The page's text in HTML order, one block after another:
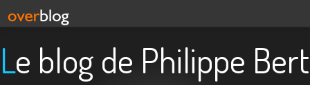
Le blog de Philippe